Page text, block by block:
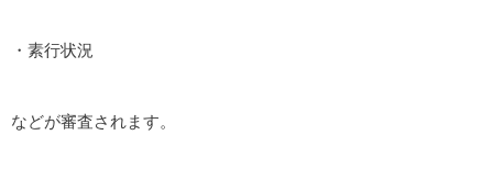
・素行状況
などが審査されます。